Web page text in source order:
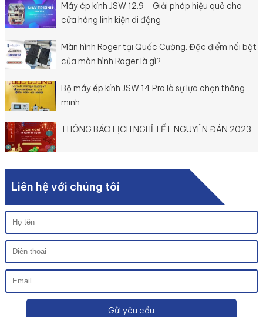
Máy ép kính JSW 12.9 – Giải pháp hiệu quả cho
cửa hàng linh kiện di động
Màn hình Roger tại Quốc Cường. Đặc điểm nổi bật
của màn hình Roger là gì?
Bộ máy ép kính JSW 14 Pro là sự lựa chọn thông
minh
THÔNG BÁO LỊCH NGHỈ TẾT NGUYÊN ĐÁN 2023
Liên hệ với chúng tôi
Gửi yêu cầu